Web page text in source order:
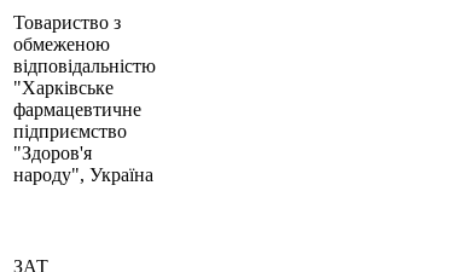
Товариство з
обмеженою
відповідальністю
"Харківське
фармацевтичне
підприємство
"Здоров'я
народу", Україна
ЗАТ